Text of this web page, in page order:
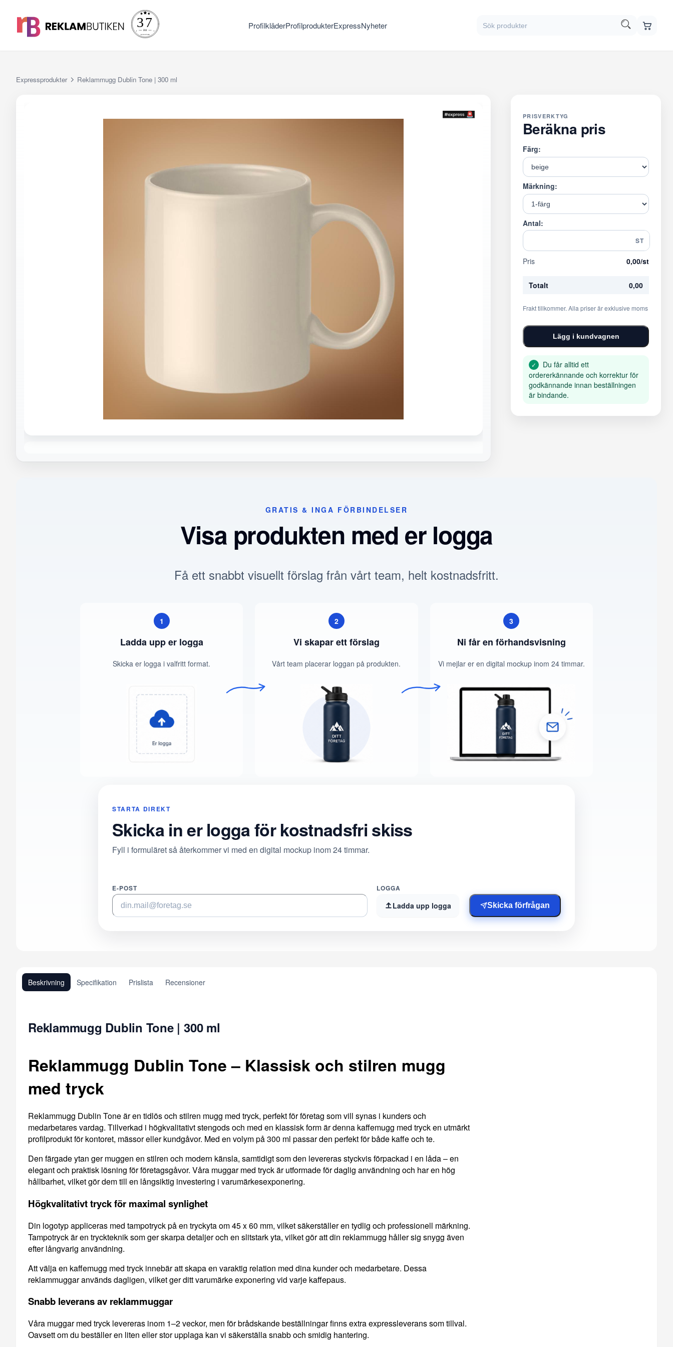
ProfilkläderProfilprodukterExpressNyheter
Expressprodukter Reklammugg Dublin Tone | 300 ml
PRISVERKTYG
Beräkna pris
Färg:
Märkning:
Antal:
ST
Pris 0,00/st
Totalt 0,00
Frakt tillkommer. Alla priser är exklusive moms
Lägg i kundvagnen
✓
Du får alltid ett
ordererkännande och korrektur för
godkännande innan beställningen
är bindande.
GRATIS & INGA FÖRBINDELSER
Visa produkten med er logga
Få ett snabbt visuellt förslag från vårt team, helt kostnadsfritt.
1
Ladda upp er logga
Skicka er logga i valfritt format.
2
Vi skapar ett förslag
Vårt team placerar loggan på produkten.
3
Ni får en förhandsvisning
Vi mejlar er en digital mockup inom 24 timmar.
STARTA DIREKT
Skicka in er logga för kostnadsfri skiss
Fyll i formuläret så återkommer vi med en digital mockup inom 24 timmar.
E-POST LOGGA
Ladda upp logga Skicka förfrågan
Beskrivning Specifikation Prislista Recensioner
Reklammugg Dublin Tone | 300 ml
Reklammugg Dublin Tone – Klassisk och stilren mugg
med tryck
Reklammugg Dublin Tone är en tidlös och stilren mugg med tryck, perfekt för företag som vill synas i kunders och
medarbetares vardag. Tillverkad i högkvalitativt stengods och med en klassisk form är denna kaffemugg med tryck en utmärkt
profilprodukt för kontoret, mässor eller kundgåvor. Med en volym på 300 ml passar den perfekt för både kaffe och te.
Den färgade ytan ger muggen en stilren och modern känsla, samtidigt som den levereras styckvis förpackad i en låda – en
elegant och praktisk lösning för företagsgåvor. Våra muggar med tryck är utformade för daglig användning och har en hög
hållbarhet, vilket gör dem till en långsiktig investering i varumärkesexponering.
Högkvalitativt tryck för maximal synlighet
Din logotyp appliceras med tampotryck på en tryckyta om 45 x 60 mm, vilket säkerställer en tydlig och professionell märkning.
Tampotryck är en tryckteknik som ger skarpa detaljer och en slitstark yta, vilket gör att din reklammugg håller sig snygg även
efter långvarig användning.
Att välja en kaffemugg med tryck innebär att skapa en varaktig relation med dina kunder och medarbetare. Dessa
reklammuggar används dagligen, vilket ger ditt varumärke exponering vid varje kaffepaus.
Snabb leverans av reklammuggar
Våra muggar med tryck levereras inom 1–2 veckor, men för brådskande beställningar finns extra expressleverans som tillval.
Oavsett om du beställer en liten eller stor upplaga kan vi säkerställa snabb och smidig hantering.